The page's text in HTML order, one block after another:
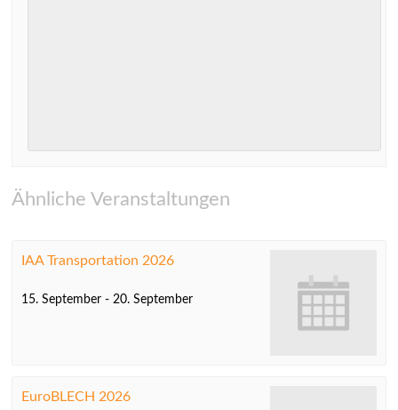
Ähnliche Veranstaltungen
IAA Transportation 2026
15. September - 20. September
EuroBLECH 2026